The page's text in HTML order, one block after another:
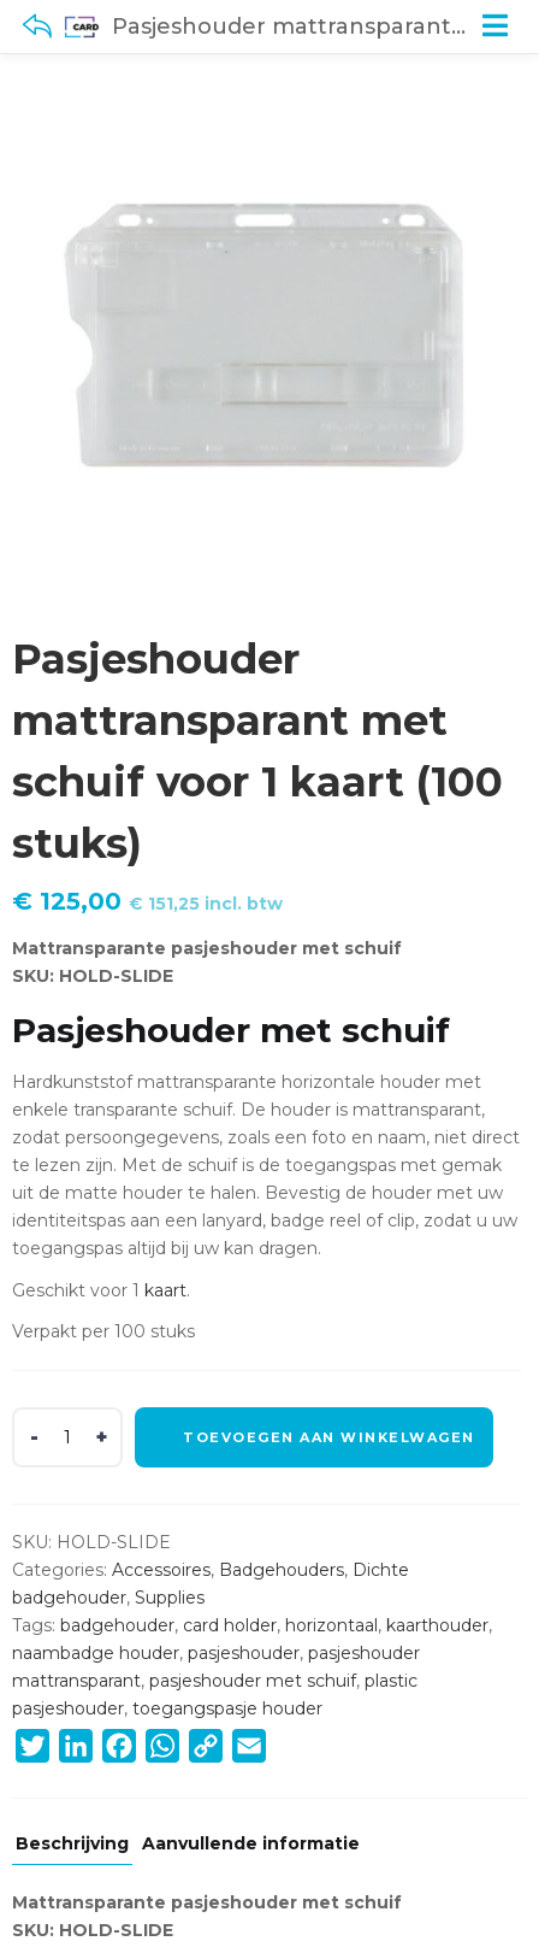
Pasjeshouder mattransparant met schuif voor 1 kaart (100 stuks)
Pasjeshouder
mattransparant met
schuif voor 1 kaart (100
stuks)
€ 125,00 € 151,25 incl. btw
Mattransparante pasjeshouder met schuif
SKU: HOLD-SLIDE
Pasjeshouder met schuif
Hardkunststof mattransparante horizontale houder met
enkele transparante schuif. De houder is mattransparant,
zodat persoongegevens, zoals een foto en naam, niet direct
te lezen zijn. Met de schuif is de toegangspas met gemak
uit de matte houder te halen. Bevestig de houder met uw
identiteitspas aan een lanyard, badge reel of clip, zodat u uw
toegangspas altijd bij uw kan dragen.
Geschikt voor 1 kaart.
Verpakt per 100 stuks
Pasjeshouder
mattransparant
voor
1
kaart
(100
stuks)
quantity
TOEVOEGEN AAN WINKELWAGEN
SKU: HOLD-SLIDE
Categories: Accessoires, Badgehouders, Dichte
badgehouder, Supplies
Tags: badgehouder, card holder, horizontaal, kaarthouder,
naambadge houder, pasjeshouder, pasjeshouder
mattransparant, pasjeshouder met schuif, plastic
pasjeshouder, toegangspasje houder
TwitterLinkedInFacebookWhatsApp
Copy
Beschrijving Aanvullende informatie
Mattransparante pasjeshouder met schuif
SKU: HOLD-SLIDE